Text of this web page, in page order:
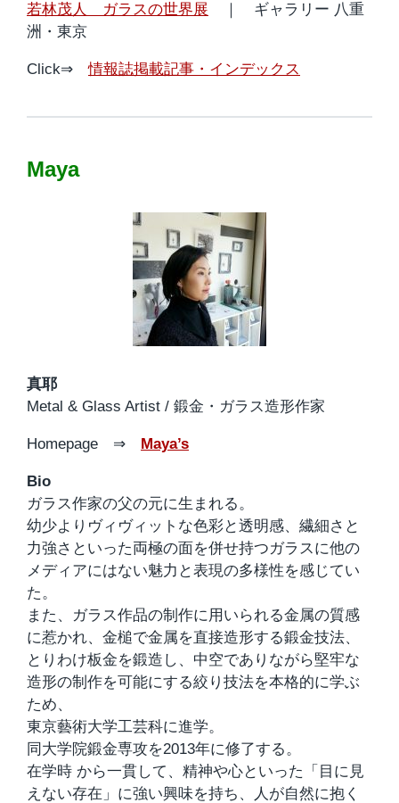
若林茂人 ガラスの世界展 ｜ ギャラリー 八重
洲・東京
Click⇒情報誌掲載記事・インデックス
Maya
真耶
Metal & Glass Artist / 鍛金・ガラス造形作家
Homepage ⇒ Maya’s
Bio
ガラス作家の父の元に生まれる。
幼少よりヴィヴィットな色彩と透明感、繊細さと
力強さといった両極の面を併せ持つガラスに他の
メディアにはない魅力と表現の多様性を感じてい
た。
また、ガラス作品の制作に用いられる金属の質感
に惹かれ、金槌で金属を直接造形する鍛金技法、
とりわけ板金を鍛造し、中空でありながら堅牢な
造形の制作を可能にする絞り技法を本格的に学ぶ
ため、
東京藝術大学工芸科に進学。
同大学院鍛金専攻を2013年に修了する。
在学時 から一貫して、精神や心といった「目に見
えない存在」に強い興味を持ち、人が自然に抱く